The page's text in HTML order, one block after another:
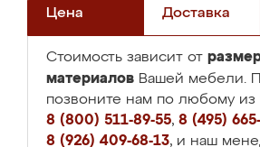
Цена Доставка
Стоимость зависит от
материалов Вашей мебели.
позвоните нам по любому из
8 (800) 511-89-55, 8 (495)
8 (926) 409-68-13, и наш